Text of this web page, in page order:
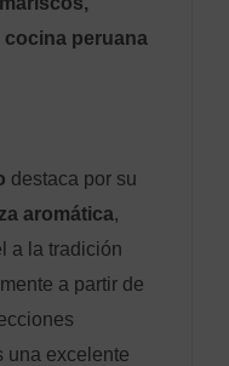
peruana
destaca por su
aromática,
a la tradición
a partir de
una excelente